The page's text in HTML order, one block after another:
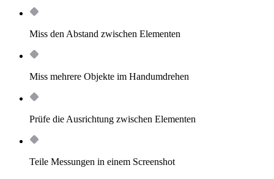
Miss den Abstand zwischen Elementen
Miss mehrere Objekte im Handumdrehen
Prüfe die Ausrichtung zwischen Elementen
Teile Messungen in einem Screenshot